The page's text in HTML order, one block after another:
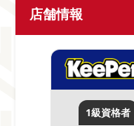
店舗情報
1級資格者